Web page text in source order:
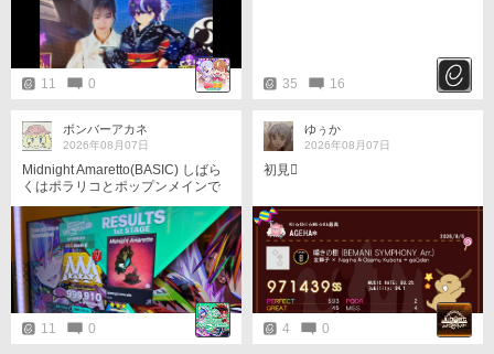
11 0 35 16
ボンバーアカネ
2026年08月07日
Midnight Amaretto(BASIC) しばら
くはポラリコとポップンメインで
していたけど今日は他の機種をし
たりした
11 0
ゆぅか
2026年08月07日
初見󾭖
4 0